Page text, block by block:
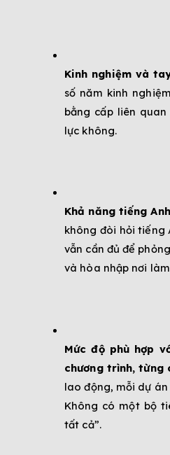
Kinh nghiệm và
số năm kinh
bằng cấp liên
lực không.
Khả năng tiếng
không đòi hỏi tiếng
vẫn cần đủ để
và hòa nhập nơi
Mức độ phù hợp
chương trình, từng
lao động, mỗi dự
Không có một bộ
tất cả”.